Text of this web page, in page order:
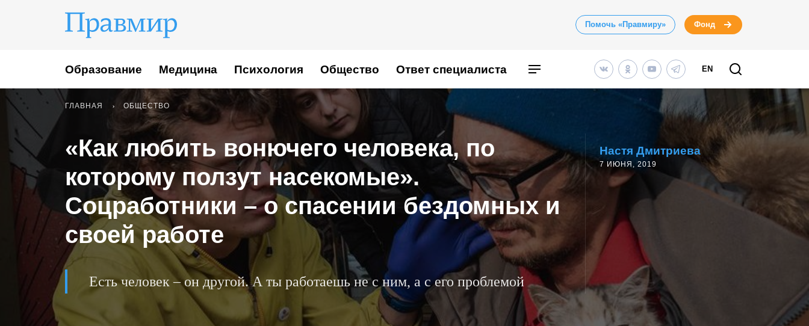
Помочь «Правмиру» Фонд
Образование Медицина Психология Общество Ответ специалиста EN
ГЛАВНАЯ ОБЩЕСТВО
«Как любить вонючего человека, по
которому ползут насекомые».
Соцработники – о спасении бездомных и
своей работе
Есть человек – он другой. А ты работаешь не с ним, а с его проблемой
Настя Дмитриева
7 ИЮНЯ, 2019